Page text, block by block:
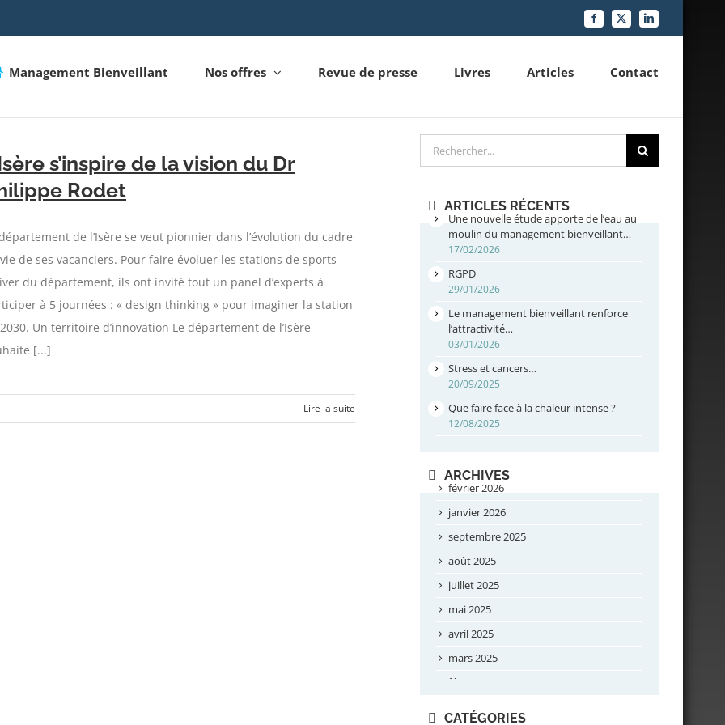
Facebook
X LinkedIn
Management Bienveillant Nos offres Revue de presse Livres Articles Contact
s’inspire de la vision du Dr
Rodet
de l’Isère se veut pionnier dans l’évolution du cadre
de ses vacanciers. Pour faire évoluer les stations de sports
du département, ils ont invité tout un panel d’experts à
à 5 journées : « design thinking » pour imaginer la station
Un territoire d’innovation Le département de l’Isère
[...]
Lire la suite
Rechercher
ARTICLES RÉCENTS
Une nouvelle étude apporte de l’eau au
moulin du management bienveillant…
17/02/2026
RGPD
29/01/2026
Le management bienveillant renforce
l’attractivité…
03/01/2026
Stress et cancers…
20/09/2025
Que faire face à la chaleur intense ?
12/08/2025
ARCHIVES
février 2026
janvier 2026
septembre 2025
août 2025
juillet 2025
mai 2025
avril 2025
mars 2025
février 2025
CATÉGORIES